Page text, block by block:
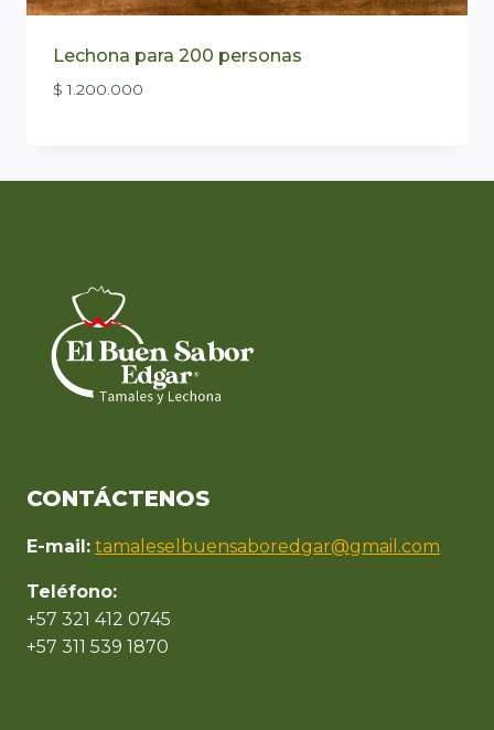
Lechona para 200 personas
$ 1.200.000
CONTÁCTENOS
E-mail: tamaleselbuensaboredgar@gmail.com
Teléfono:
+57 321 412 0745
+57 311 539 1870